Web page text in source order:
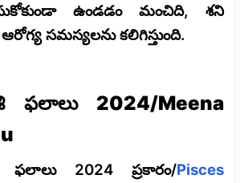
ఉండడం మంచిది, శని
సమస్యలను కలిగిస్తుంది.
2024/Meena
2024 ప్రకారం/Pisces